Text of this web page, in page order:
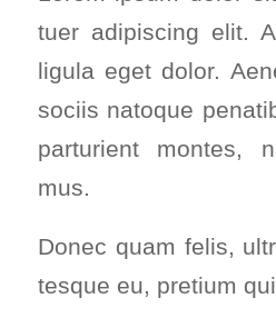
tuer adi­pi­scing elit.
ligu­la eget dolor.
soci­is nato­que
par­tu­ri­ent mon­tes,
mus.
Donec quam felis,
tes­que eu, pre­ti­um